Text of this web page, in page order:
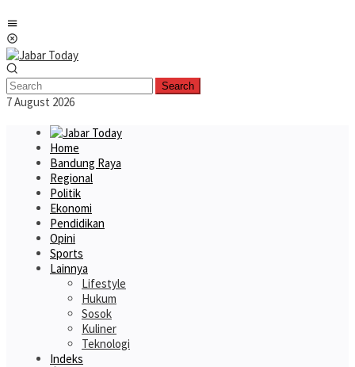
to
content
Search
7 August 2026
Home
Bandung Raya
Regional
Politik
Ekonomi
Pendidikan
Opini
Sports
Lainnya
Lifestyle
Hukum
Sosok
Kuliner
Teknologi
Indeks